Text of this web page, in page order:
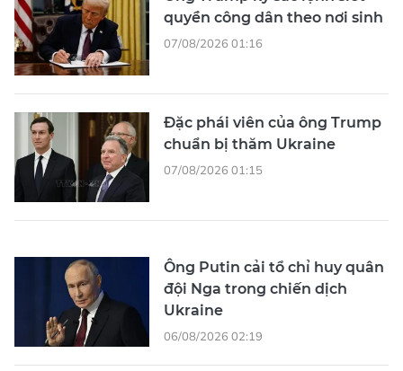
quyền công dân theo nơi sinh
07/08/2026 01:16
Đặc phái viên của ông Trump
chuẩn bị thăm Ukraine
07/08/2026 01:15
Ông Putin cải tổ chỉ huy quân
đội Nga trong chiến dịch
Ukraine
06/08/2026 02:19